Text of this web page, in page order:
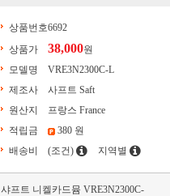
상품번호6692
상품가
38,000원
모델명
VRE3N2300C-L
제조사
사프트 Saft
원산지
프랑스 France
적립금
380 원
배송비
(조건) 지역별
샤프트 니켈카드뮴 VRE3N2300C-